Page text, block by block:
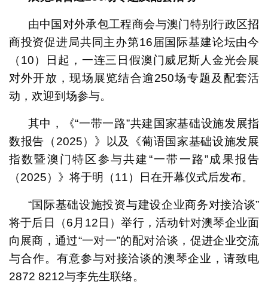
由中国对外承包工程商会与澳门特别行政区招
商投资促进局共同主办第16届国际基建论坛由今
（10）日起，一连三日假澳门威尼斯人金光会展
对外开放，现场展览结合逾250场专题及配套活
动，欢迎到场参与。
其中，《“一带一路”共建国家基础设施发展指
数报告（2025）》以及《葡语国家基础设施发展
指数暨澳门特区参与共建“一带一路”成果报告
（2025）》将于明（11）日在开幕仪式后发布。
“国际基础设施投资与建设企业商务对接洽谈”
将于后日（6月12日）举行，活动针对澳琴企业面
向展商，通过“一对一”的配对洽谈，促进企业交流
与合作。有意参与对接洽谈的澳琴企业，请致电
2872 8212与李先生联络。